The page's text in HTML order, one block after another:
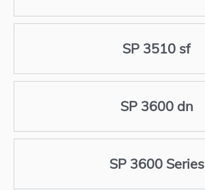
SP 3510 sf
SP 3600 dn
SP 3600 Series